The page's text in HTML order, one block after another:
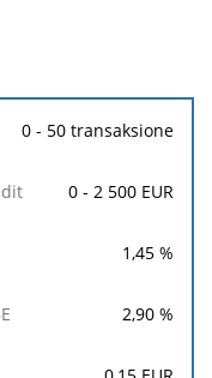
0 - 50 transaksione
0 - 2 500 EUR
1,45 %
2,90 %